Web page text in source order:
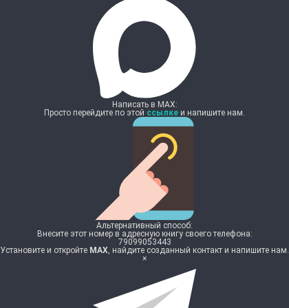
Написать в MAX:
Просто перейдите по этой ссылке и напишите нам.
Альтернативный способ:
Внесите этот номер в адресную книгу своего телефона:
79099053443
Установите и откройте MAX, найдите созданный контакт и напишите нам.
×